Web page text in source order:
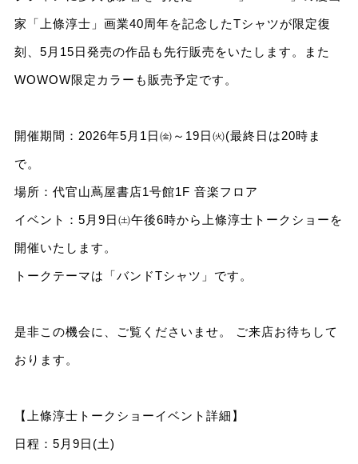
家「上條淳士」画業40周年を記念したTシャツが限定復
刻、5月15日発売の作品も先行販売をいたします。また
WOWOW限定カラーも販売予定です。
開催期間：2026年5月1日㈮～19日㈫(最終日は20時ま
で。
場所：代官山蔦屋書店1号館1F 音楽フロア
イベント：5月9日㈯午後6時から上條淳士トークショーを
開催いたします。
トークテーマは「バンドTシャツ」です。
是非この機会に、ご覧くださいませ。 ご来店お待ちして
おります。
【上條淳士トークショーイベント詳細】
日程：5月9日(土)